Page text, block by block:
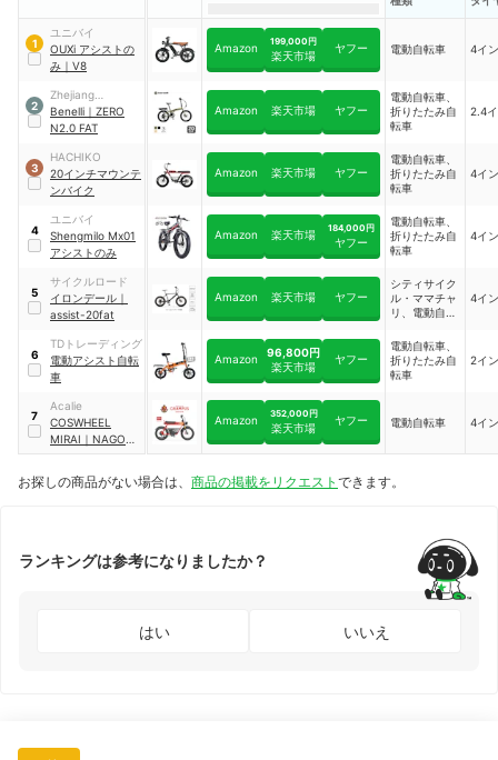
1
ユニバイ
OUXi アシストの
み ｜ V8
Amazon 199,000円
楽天市場
ヤフー 電動自転車 4イ
2
Zhejiang
QJmotor
Benelli ｜ ZERO
N2.0 FAT
Amazon 楽天市場 ヤフー
電動自転車、
折りたたみ自
転車
2.4
3
HACHIKO
20インチマウンテ
ンバイク
Amazon 楽天市場 ヤフー
電動自転車、
折りたたみ自
転車
4イ
4
ユニバイ
Shengmilo Mx01
アシストのみ
Amazon 楽天市場 184,000円
ヤフー
電動自転車、
折りたたみ自
転車
4イ
5
サイクルロード
イロンデール ｜
assist-20fat
Amazon 楽天市場 ヤフー
シティサイク
ル・ママチャ
リ、電動自転
4イ
6
TDトレーディング
電動アシスト自転
車
Amazon
96,800円
楽天市場
ヤフー
電動自転車、
折りたたみ自
転車
2イ
7
Acalie
COSWHEEL
MIRAI ｜ NAGOYA
GRAMPUS Edition
Amazon 352,000円
楽天市場
ヤフー 電動自転車 4イ
お探しの商品がない場合は、 商品の掲載をリクエスト できます。
ランキングは参考になりましたか？
はい いいえ